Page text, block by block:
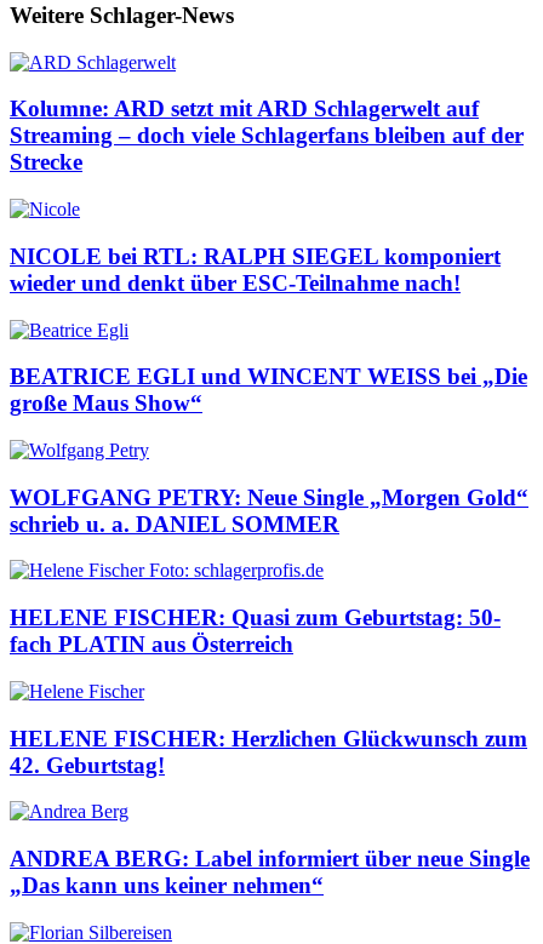
Weitere Schlager-News
Kolumne: ARD setzt mit ARD Schlagerwelt auf
Streaming – doch viele Schlagerfans bleiben auf der
Strecke
NICOLE bei RTL: RALPH SIEGEL komponiert
wieder und denkt über ESC-Teilnahme nach!
BEATRICE EGLI und WINCENT WEISS bei „Die
große Maus Show“
WOLFGANG PETRY: Neue Single „Morgen Gold“
schrieb u. a. DANIEL SOMMER
HELENE FISCHER: Quasi zum Geburtstag: 50-
fach PLATIN aus Österreich
HELENE FISCHER: Herzlichen Glückwunsch zum
42. Geburtstag!
ANDREA BERG: Label informiert über neue Single
„Das kann uns keiner nehmen“